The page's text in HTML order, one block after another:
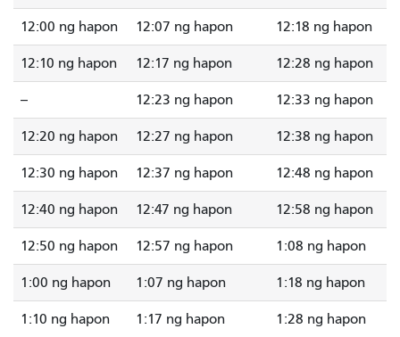
12:00 ng hapon 12:07 ng hapon 12:18 ng hapon
12:10 ng hapon 12:17 ng hapon 12:28 ng hapon
-- 12:23 ng hapon 12:33 ng hapon
12:20 ng hapon 12:27 ng hapon 12:38 ng hapon
12:30 ng hapon 12:37 ng hapon 12:48 ng hapon
12:40 ng hapon 12:47 ng hapon 12:58 ng hapon
12:50 ng hapon 12:57 ng hapon 1:08 ng hapon
1:00 ng hapon 1:07 ng hapon 1:18 ng hapon
1:10 ng hapon 1:17 ng hapon 1:28 ng hapon